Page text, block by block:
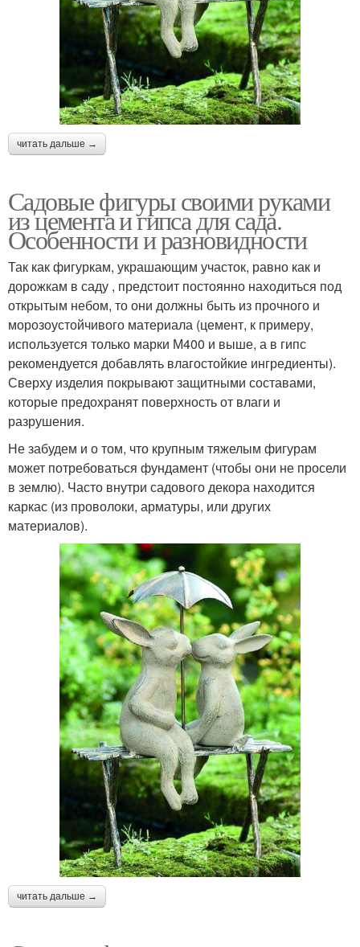
читать дальше →
Садовые фигуры своими руками
из цемента и гипса для сада.
Особенности и разновидности
Так как фигуркам, украшающим участок, равно как и
дорожкам в саду , предстоит постоянно находиться под
открытым небом, то они должны быть из прочного и
морозоустойчивого материала (цемент, к примеру,
используется только марки М400 и выше, а в гипс
рекомендуется добавлять влагостойкие ингредиенты).
Сверху изделия покрывают защитными составами,
которые предохранят поверхность от влаги и
разрушения.
Не забудем и о том, что крупным тяжелым фигурам
может потребоваться фундамент (чтобы они не просели
в землю). Часто внутри садового декора находится
каркас (из проволоки, арматуры, или других
материалов).
читать дальше →